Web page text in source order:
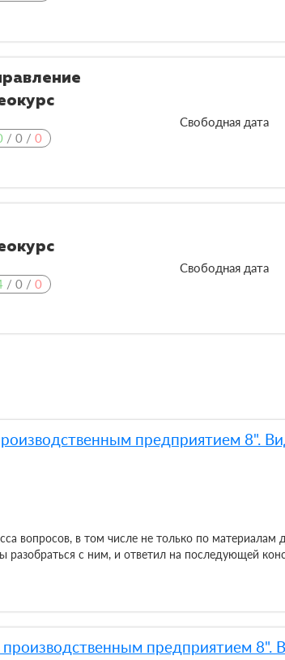
/ 0 / 0
Свободная дата
/ 0 / 0
Свободная дата
предприятием 8".
вопросов, в том числе не только по материалам
разобраться с ним, и ответил на последующей
предприятием 8".